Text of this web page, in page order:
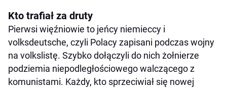
Kto trafiał za druty
Pierwsi więźniowie to jeńcy niemieccy i
volksdeutsche, czyli Polacy zapisani podczas wojny
na volkslistę. Szybko dołączyli do nich żołnierze
podziemia niepodległościowego walczącego z
komunistami. Każdy, kto sprzeciwiał się nowej